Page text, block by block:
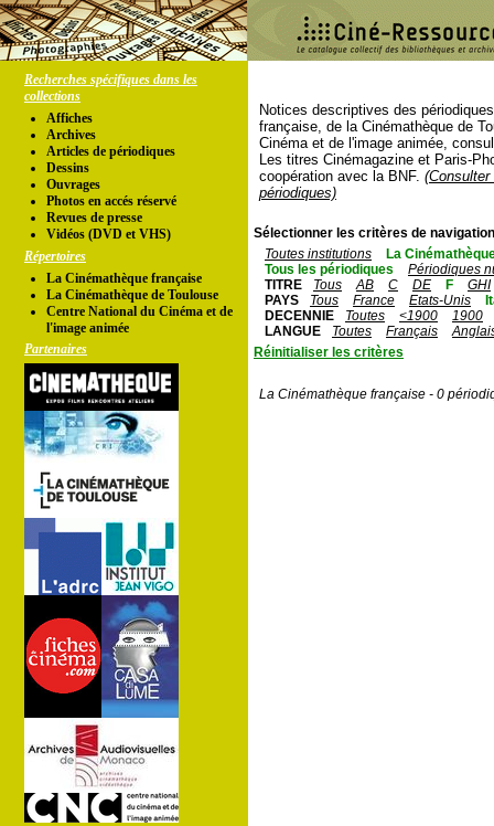
Recherches spécifiques dans les
collections
Affiches
Archives
Articles de périodiques
Dessins
Ouvrages
Photos en accés réservé
Revues de presse
Vidéos (DVD et VHS)
Répertoires
La Cinémathèque française
La Cinémathèque de Toulouse
Centre National du Cinéma et de
l'image animée
Partenaires
Notices descriptives des
française, de la Cinémathèque de
Cinéma et de l'image animée,
Les titres Cinémagazine et Paris-
coopération avec la BNF.
périodiques)
Sélectionner les critères de
Toutes institutions
La
Tous les périodiques
Périodiques
TITRE
Tous AB C DE F
GHI
PAYS
Tous France Etats-Unis
DECENNIE
Toutes <1900
1900
LANGUE
Toutes Français
Réinitialiser les critères
La Cinémathèque française - 0